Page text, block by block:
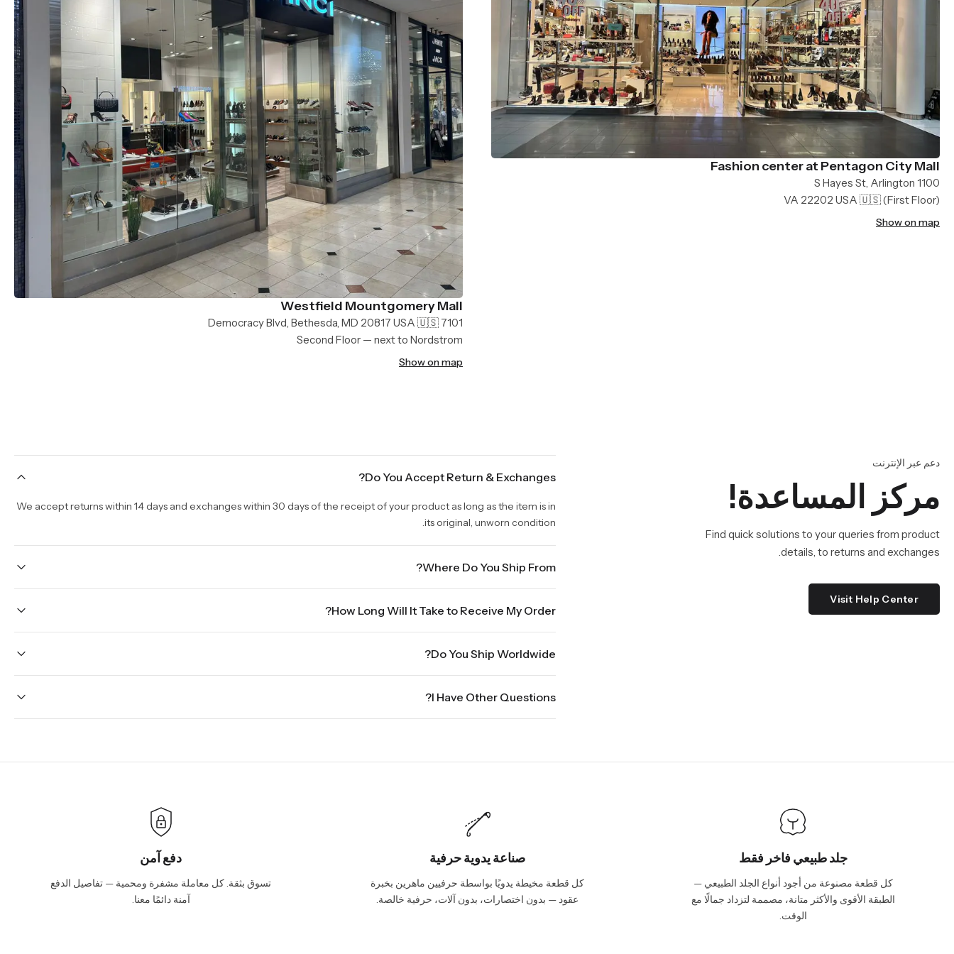
Fashion center at Pentagon City Mall
1100 S Hayes St, Arlington
VA 22202 USA 🇺🇸(First Floor)
Show on map
Westfield Mountgomery Mall
7101 Democracy Blvd, Bethesda, MD 20817 USA 🇺🇸
Second Floor — next to Nordstrom
Show on map
دعم عبر الإنترنت
مركز المساعدة!
Find quick solutions to your queries from product
details, to returns and exchanges.
Visit Help Center
Do You Accept Return & Exchanges?
We accept returns within 14 days and exchanges within 30 days of the receipt of your product as long as the item is in
its original, unworn condition.
Where Do You Ship From?
How Long Will It Take to Receive My Order?
holidays will be shipped on the next business day. Please allow up to three business days for order processing during
sale times and the holidays. Standard shipping takes four to seven business days, depending on your location.
Do You Ship Worldwide?
I Have Other Questions?
جلد طبيعي فاخر فقط
كل قطعة مصنوعة من أجود أنواع الجلد الطبيعي —
الطبقة الأقوى والأكثر متانة، مصممة لتزداد جمالًا مع
الوقت.
صناعة يدوية حرفية
كل قطعة مخيطة يدويًا بواسطة حرفيين ماهرين بخبرة
عقود — بدون اختصارات، بدون آلات، حرفية خالصة.
دفع آمن
تسوق بثقة. كل معاملة مشفرة ومحمية — تفاصيل الدفع
آمنة دائمًا معنا.